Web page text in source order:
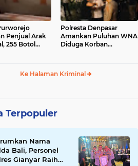
Penjual Arak
255 Botol
Polresta Denpasar
Amankan Puluhan WNA
Diduga Korban
Ke Halaman Kriminal
Terpopuler
Nama
Bali, Personel
Gianyar Raih